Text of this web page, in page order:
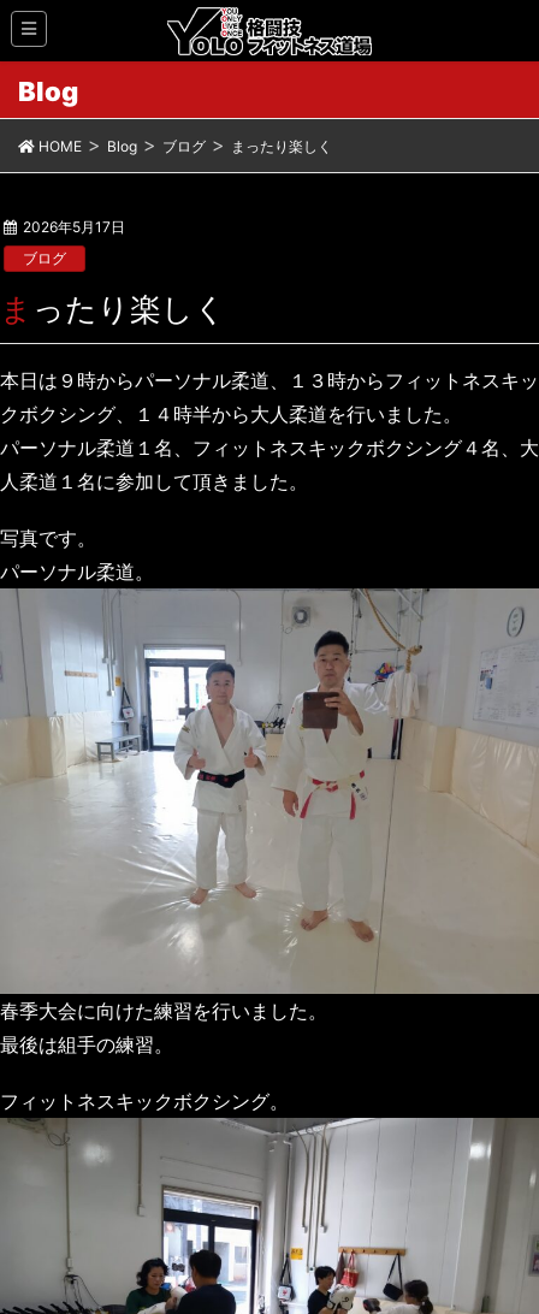
Blog
HOME Blog ブログ まったり楽しく
2026年5月17日
ブログ
まったり楽しく
本日は９時からパーソナル柔道、１３時からフィットネスキッ
クボクシング、１４時半から大人柔道を行いました。
パーソナル柔道１名、フィットネスキックボクシング４名、大
人柔道１名に参加して頂きました。
写真です。
パーソナル柔道。
春季大会に向けた練習を行いました。
最後は組手の練習。
フィットネスキックボクシング。